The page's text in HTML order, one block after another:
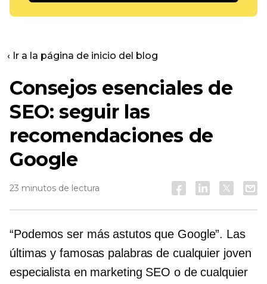
‹ Ir a la página de inicio del blog
Consejos esenciales de
SEO: seguir las
recomendaciones de
Google
23 minutos de lectura
“Podemos ser más astutos que Google”. Las
últimas y famosas palabras de cualquier joven
especialista en marketing SEO o de cualquier